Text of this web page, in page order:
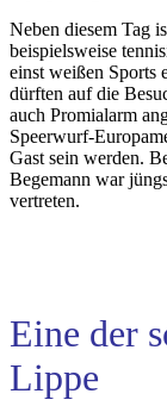
Neben diesem Tag
beispielsweise
einst weißen Sports
dürften auf die
auch Promialarm
Speerwurf-
Gast sein werden.
Begemann war
vertreten.
Eine der
Lippe